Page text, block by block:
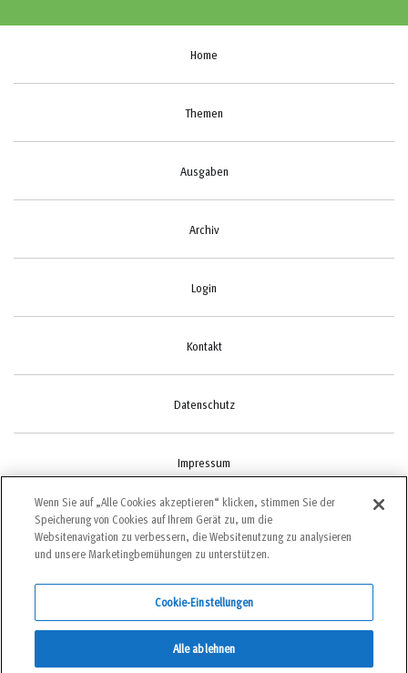
Home
Themen
Ausgaben
Archiv
Login
Kontakt
Datenschutz
Impressum
Cookie-Einstellungen
©2022 bergundsteigen
Wenn Sie auf „Alle Cookies akzeptieren“ klicken, stimmen Sie der
Speicherung von Cookies auf Ihrem Gerät zu, um die
Websitenavigation zu verbessern, die Websitenutzung zu analysieren
und unsere Marketingbemühungen zu unterstützen.
Cookie-Einstellungen
Alle ablehnen